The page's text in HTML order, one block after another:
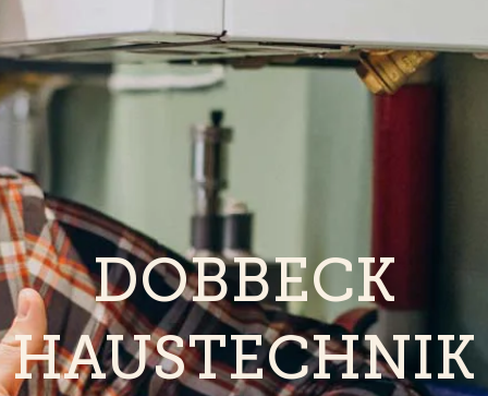
DOBBECK
HAUSTECHNIK